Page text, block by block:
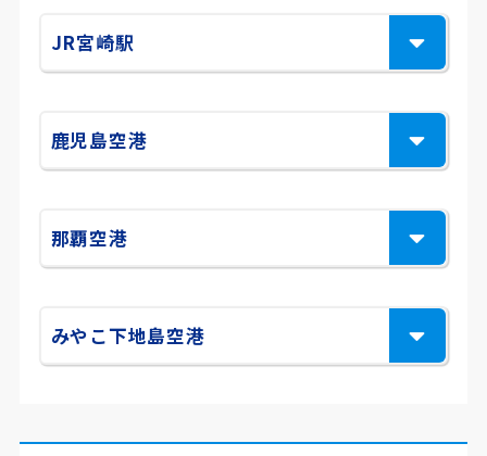
JR宮崎駅
鹿児島空港
那覇空港
みやこ下地島空港